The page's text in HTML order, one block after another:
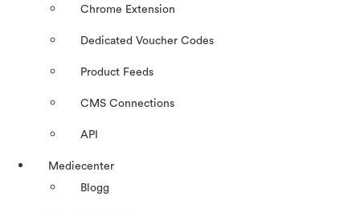
Chrome Extension
Dedicated Voucher Codes
Product Feeds
CMS Connections
API
Mediecenter
Blogg